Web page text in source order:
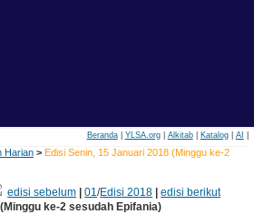
Beranda| YLSA.org| Alkitab| Katalog| AI
Harian > Edisi Senin, 15 Januari 2018 (Minggu ke-2
edisi sebelum |01/Edisi 2018 |edisi berikut
ke-2 sesudah Epifania)